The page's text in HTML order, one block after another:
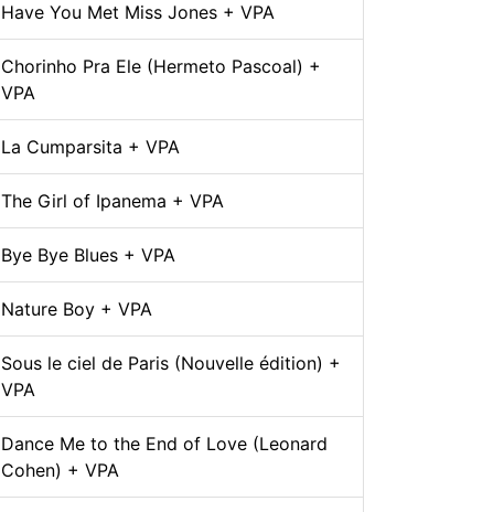
Have You Met Miss Jones + VPA
Chorinho Pra Ele (Hermeto Pascoal) +
VPA
La Cumparsita + VPA
The Girl of Ipanema + VPA
Bye Bye Blues + VPA
Nature Boy + VPA
Sous le ciel de Paris (Nouvelle édition) +
VPA
Dance Me to the End of Love (Leonard
Cohen) + VPA